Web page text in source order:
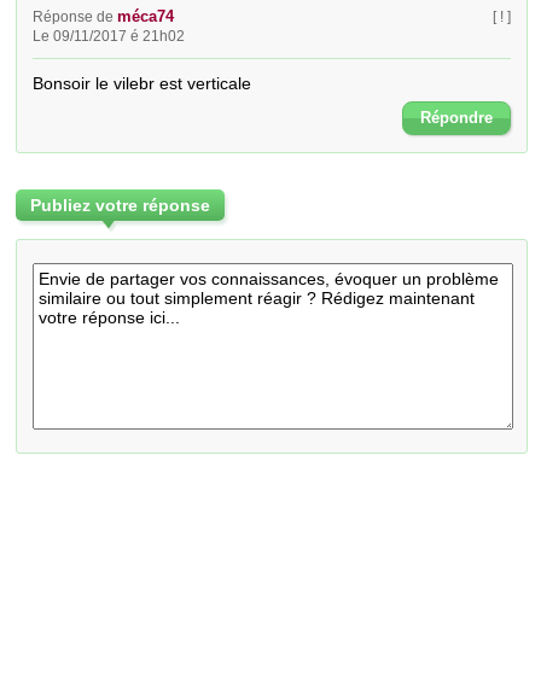
Réponse deméca74
Le 09/11/2017 é 21h02
[ ! ]
Bonsoir le vilebr est verticale
Répondre
Publiez votre réponse